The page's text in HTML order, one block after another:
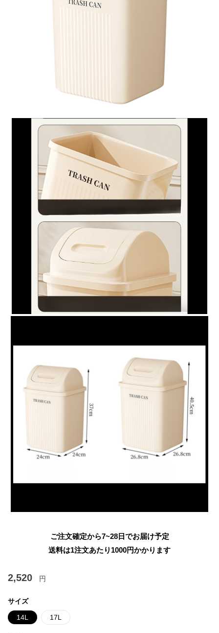
ご注文確定から7~28日でお届け予定
送料は1注文あたり 1000円かかります
2,520 円
サイズ
14L 17L